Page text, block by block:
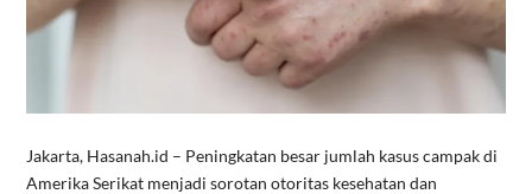
Jakarta, Hasanah.id – Peningkatan besar jumlah kasus campak di
Amerika Serikat menjadi sorotan otoritas kesehatan dan